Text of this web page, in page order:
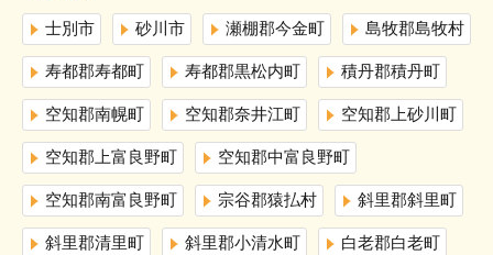
士別市 砂川市 瀬棚郡今金町 島牧郡島牧村
寿都郡寿都町 寿都郡黒松内町 積丹郡積丹町
空知郡南幌町 空知郡奈井江町 空知郡上砂川町
空知郡上富良野町 空知郡中富良野町
空知郡南富良野町 宗谷郡猿払村 斜里郡斜里町
斜里郡清里町 斜里郡小清水町 白老郡白老町